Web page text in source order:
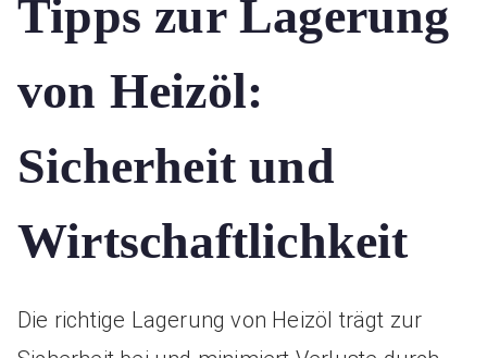
Tipps zur Lagerung
von Heizöl:
Sicherheit und
Wirtschaftlichkeit
Die richtige Lagerung von Heizöl trägt zur